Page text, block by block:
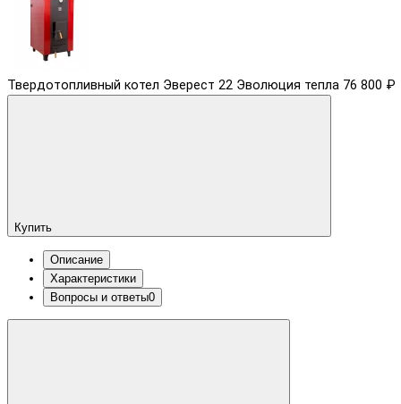
Твердотопливный котел Эверест 22 Эволюция тепла 76 800 ₽
Купить
Описание
Характеристики
Вопросы и ответы0